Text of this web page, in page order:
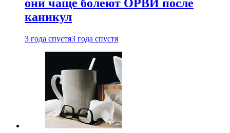
они чаще болеют ОРВИ после
каникул
3 года спустя3 года спустя